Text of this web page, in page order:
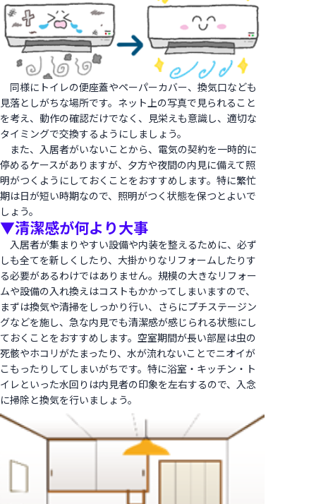
同様にトイレの便座蓋やペーパーカバー、換気口なども
見落としがちな場所です。ネット上の写真で見られること
を考え、動作の確認だけでなく、見栄えも意識し、適切な
タイミングで交換するようにしましょう。
また、入居者がいないことから、電気の契約を一時的に
停めるケースがありますが、夕方や夜間の内見に備えて照
明がつくようにしておくことをおすすめします。特に繁忙
期は日が短い時期なので、照明がつく状態を保つとよいで
しょう。
▼清潔感が何より大事
入居者が集まりやすい設備や内装を整えるために、必ず
しも全てを新しくしたり、大掛かりなリフォームしたりす
る必要があるわけではありません。規模の大きなリフォー
ムや設備の入れ換えはコストもかかってしまいますので、
まずは換気や清掃をしっかり行い、さらにプチステージン
グなどを施し、急な内見でも清潔感が感じられる状態にし
ておくことをおすすめします。空室期間が長い部屋は虫の
死骸やホコリがたまったり、水が流れないことでニオイが
こもったりしてしまいがちです。特に浴室・キッチン・ト
イレといった水回りは内見者の印象を左右するので、入念
に掃除と換気を行いましょう。